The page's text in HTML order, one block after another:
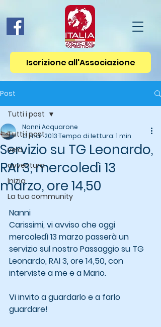
Iscrizione all'Associazione
Post
Tutti i post
vela
avventura
Inizia
La tua community
Tutti i post
Servizio su TG Leonardo,
RAI 3, mercoledì 13
marzo, ore 14,50
Nanni Acquarone
13 mar 2013Tempo di lettura: 1 min
Nanni
Carissimi, vi avviso che oggi
mercoledì 13 marzo passerà un
servizio sul nostro Passaggio su TG
Leonardo, RAI 3, ore 14,50, con
interviste a me e a Mario.
Vi invito a guardarlo e a farlo
guardare!